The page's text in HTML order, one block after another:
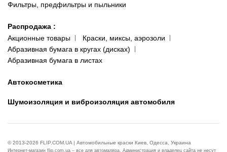
Фильтры, предфильтры и пыльники
Распродажа :
Акционные товары
Краски, миксы, аэрозоли
Абразивная бумага в кругах (дисках)
Абразивная бумага в листах
Автокосметика
Шумоизоляция и виброизоляция автомобиля
© 2013-2026 FLIP.COM.UA | Автомобильные краски Киев, Одесса, Украина
Интернет-магазин flip.com.ua – все для автомаляра. Администрация и владелец сайта не несут